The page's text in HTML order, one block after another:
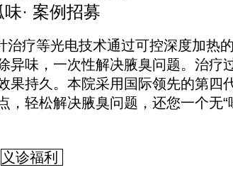
· 案例招募
疗等光电技术通过可控深度加热
异味，一次性解决腋臭问题。治疗
果持久。本院采用国际领先的第四
轻松解决腋臭问题，还您一个无“
义诊福利